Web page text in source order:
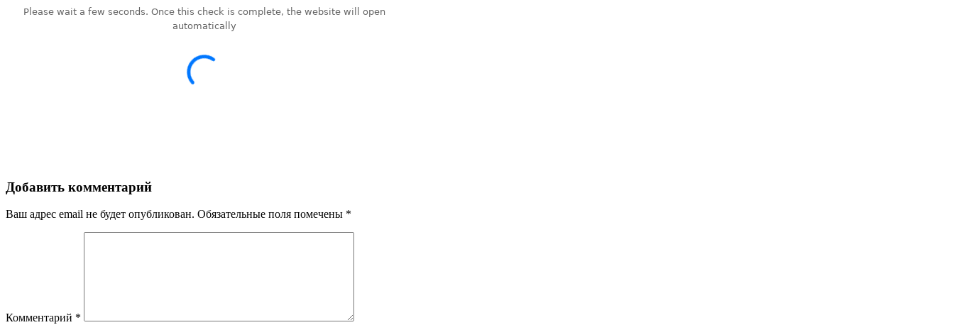
Добавить комментарий
Ваш адрес email не будет опубликован. Обязательные поля помечены *
Комментарий *